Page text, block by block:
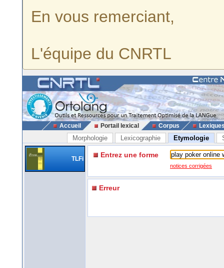
En vous remerciant,
L'équipe du CNRTL
Accueil Portail lexical Corpus
Morphologie Lexicographie Etymologie
TLFi Entrez une forme
notices corrigées
Erreur